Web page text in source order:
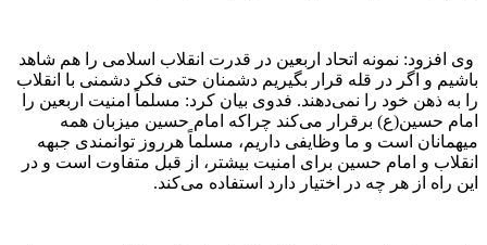
وی افزود: نمونه اتحاد اربعین در قدرت انقلاب اسلامی را هم شاهد
باشیم و اگر در قله قرار بگیریم دشمنان حتی فکر دشمنی با انقلاب
را به ذهن خود را نمی‌دهند. فدوی بیان کرد: مسلماً امنیت اربعین را
امام حسین(ع) برقرار می‌کند چراکه امام حسین میزبان همه
میهمانان است و ما وظایفی داریم، مسلماً هرروز توانمندی جبهه
انقلاب و امام حسین برای امنیت بیشتر، از قبل متفاوت است و در
این راه از هر چه در اختیار دارد استفاده می‌کند.